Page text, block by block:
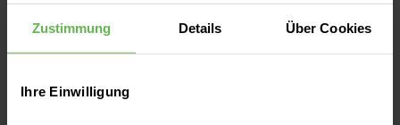
Zustimmung Details Über Cookies
Ihre Einwilligung
Fachkrankenschwester für Onkologie | Helios